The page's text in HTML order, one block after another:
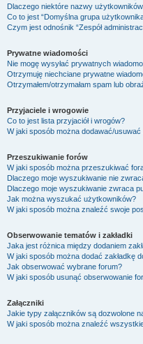
Dlaczego niektóre nazwy
Co to jest “Domyślna grupa
Czym jest odnośnik “Zespół
Prywatne wiadomości
Nie mogę wysyłać prywatnych
Otrzymuję niechciane prywatne
Otrzymałem/otrzymałam spam lub
Przyjaciele i wrogowie
Co to jest lista przyjaciół i wrogów?
W jaki sposób można dodawać/
Przeszukiwanie forów
W jaki sposób można przeszukiwać
Dlaczego moje wyszukiwanie nie
Dlaczego moje wyszukiwanie zwraca
Jak można wyszukać użytkowników?
W jaki sposób można znaleźć swoje
Obserwowanie tematów i zakładki
Jaka jest różnica między dodaniem
W jaki sposób można dodać zakładkę
Jak obserwować wybrane forum?
W jaki sposób usunąć obserwowanie
Załączniki
Jakie typy załączników są dozwolone
W jaki sposób można znaleźć